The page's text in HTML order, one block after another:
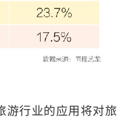
游行业的应用将对旅